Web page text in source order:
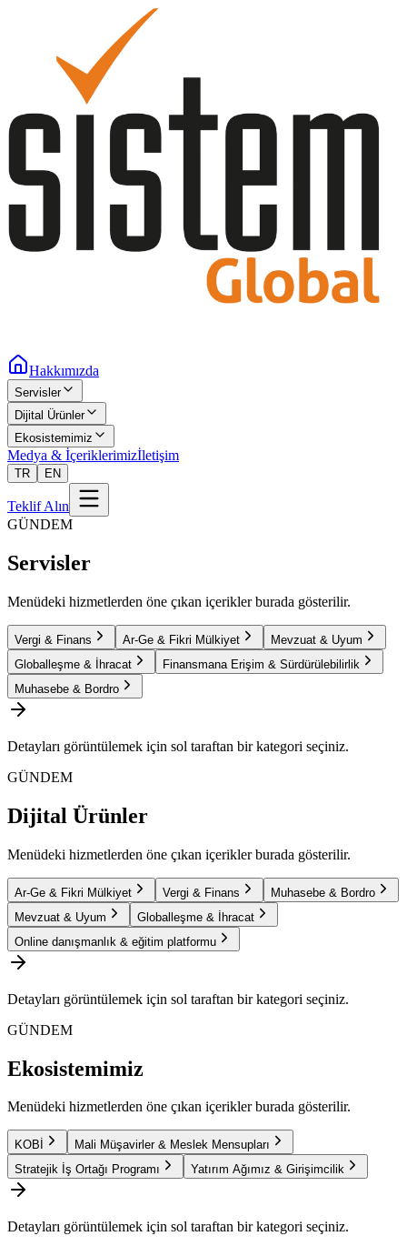
Hakkımızda
Servisler
Dijital Ürünler
Ekosistemimiz
Medya & İçeriklerimizİletişim
TR EN
Teklif Alın
GÜNDEM
Servisler
Menüdeki hizmetlerden öne çıkan içerikler burada gösterilir.
Vergi & Finans Ar-Ge & Fikri Mülkiyet
Mevzuat & Uyum
Globalleşme & İhracat
Finansmana Erişim & Sürdürülebilirlik
Muhasebe & Bordro
Detayları görüntülemek için sol taraftan bir kategori seçiniz.
GÜNDEM
Dijital Ürünler
Menüdeki hizmetlerden öne çıkan içerikler burada gösterilir.
Ar-Ge & Fikri Mülkiyet Vergi & Finans
Muhasebe & Bordro
Mevzuat & Uyum
Globalleşme & İhracat
Online danışmanlık & eğitim platformu
Detayları görüntülemek için sol taraftan bir kategori seçiniz.
GÜNDEM
Ekosistemimiz
Menüdeki hizmetlerden öne çıkan içerikler burada gösterilir.
KOBİ
Mali Müşavirler & Meslek Mensupları
Stratejik İş Ortağı Programı
Yatırım Ağımız & Girişimcilik
Detayları görüntülemek için sol taraftan bir kategori seçiniz.